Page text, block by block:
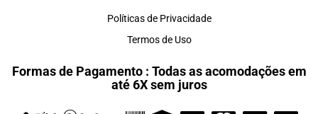
Políticas de Privacidade
Termos de Uso
Formas de Pagamento : Todas as acomodações em
até 6X sem juros